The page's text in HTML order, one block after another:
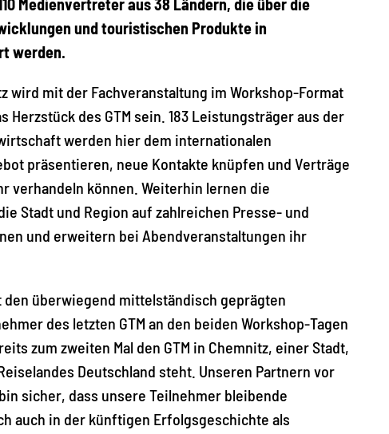
und touristischen Produkte in
werden.
wird mit der Fachveranstaltung im Workshop-Format
Herzstück des GTM sein. 183 Leistungsträger aus der
werden hier dem internationalen
präsentieren, neue Kontakte knüpfen und Verträge
verhandeln können. Weiterhin lernen die
Stadt und Region auf zahlreichen Presse- und
und erweitern bei Abendveranstaltungen ihr
den überwiegend mittelständisch geprägten
des letzten GTM an den beiden Workshop-Tagen
zum zweiten Mal den GTM in Chemnitz, einer Stadt,
Deutschland steht. Unseren Partnern vor
sicher, dass unsere Teilnehmer bleibende
auch in der künftigen Erfolgsgeschichte als